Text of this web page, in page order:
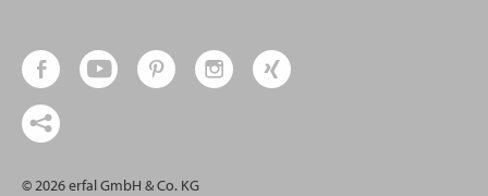
© 2026 erfal GmbH & Co. KG